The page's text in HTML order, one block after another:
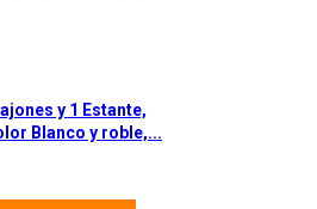
y 1 Estante,
Blanco y roble,...